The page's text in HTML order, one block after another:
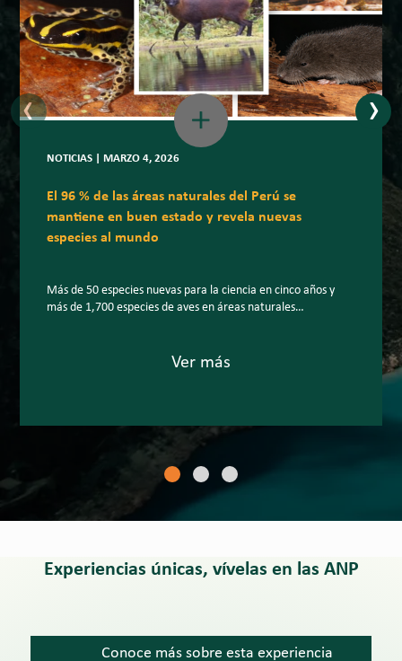
NOTICIAS | MARZO 4, 2026
El 96 % de las áreas naturales del Perú se
mantiene en buen estado y revela nuevas
especies al mundo
Más de 50 especies nuevas para la ciencia en cinco años y
más de 1,700 especies de aves en áreas naturales
creciente pérdida de biodiversidad, el Perú mantiene el 96 %
Ver más
‹ ›
Experiencias únicas, vívelas en las ANP
Conoce más sobre esta experiencia